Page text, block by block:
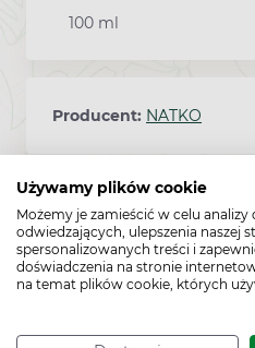
Używamy plików cookie
Możemy je zamieścić w celu
odwiedzających, ulepszenia naszej
spersonalizowanych treści i
doświadczenia na stronie
na temat plików cookie, których
100 ml
Producent: NATKO
Pozwolenie: CPNP*